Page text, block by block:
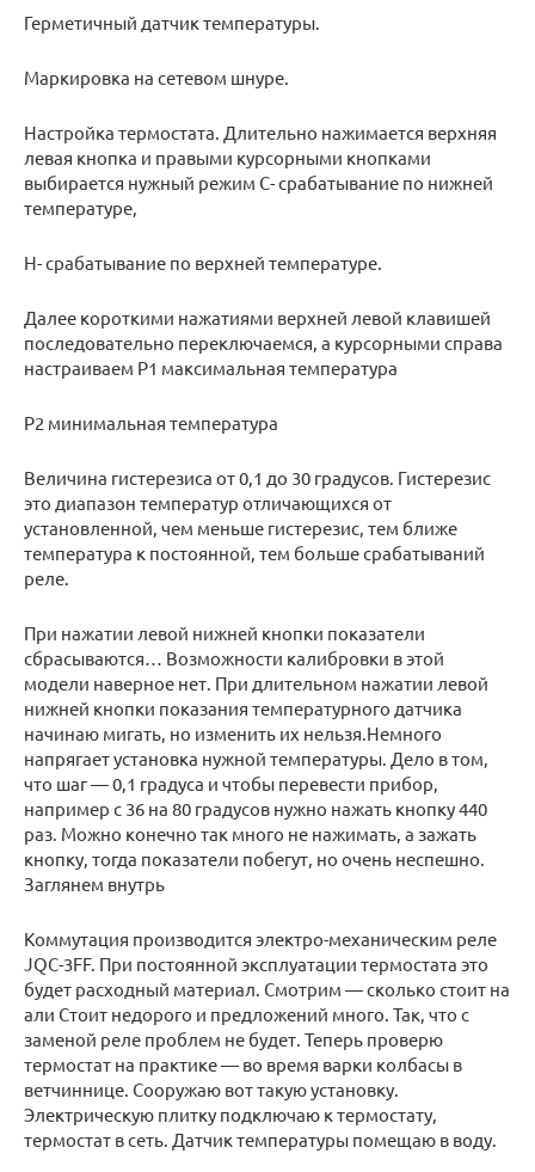
Герметичный датчик температуры.
Маркировка на сетевом шнуре.
Настройка термостата. Длительно нажимается верхняя
левая кнопка и правыми курсорными кнопками
выбирается нужный режим С- срабатывание по нижней
температуре,
Н- срабатывание по верхней температуре.
Далее короткими нажатиями верхней левой клавишей
последовательно переключаемся, а курсорными справа
настраиваем P1 максимальная температура
Р2 минимальная температура
Величина гистерезиса от 0,1 до 30 градусов. Гистерезис
это диапазон температур отличающихся от
установленной, чем меньше гистерезис, тем ближе
температура к постоянной, тем больше срабатываний
реле.
При нажатии левой нижней кнопки показатели
сбрасываются… Возможности калибровки в этой
модели наверное нет. При длительном нажатии левой
нижней кнопки показания температурного датчика
начинаю мигать, но изменить их нельзя.Немного
напрягает установка нужной температуры. Дело в том,
что шаг — 0,1 градуса и чтобы перевести прибор,
например с 36 на 80 градусов нужно нажать кнопку 440
раз. Можно конечно так много не нажимать, а зажать
кнопку, тогда показатели побегут, но очень неспешно.
Заглянем внутрь
Коммутация производится электро-механическим реле
JQC-3FF. При постоянной эксплуатации термостата это
будет расходный материал. Смотрим — сколько стоит на
али Стоит недорого и предложений много. Так, что с
заменой реле проблем не будет. Теперь проверю
термостат на практике — во время варки колбасы в
ветчиннице. Сооружаю вот такую установку.
Электрическую плитку подключаю к термостату,
термостат в сеть. Датчик температуры помещаю в воду.